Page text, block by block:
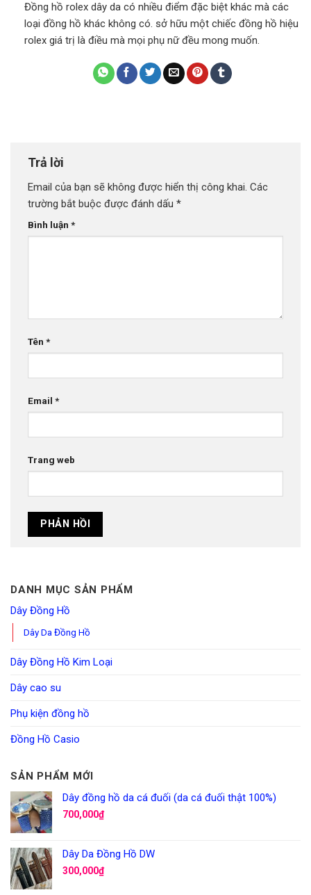
Đồng hồ rolex dây da có nhiều điểm đặc biệt khác mà các
loại đồng hồ khác không có. sở hữu một chiếc đồng hồ hiệu
rolex giá trị là điều mà mọi phụ nữ đều mong muốn.
Trả lời
Email của bạn sẽ không được hiển thị công khai. Các
trường bắt buộc được đánh dấu *
Bình luận *
Tên *
Email *
Trang web
DANH MỤC SẢN PHẨM
Dây Đồng Hồ
Dây Da Đồng Hồ
Dây Đồng Hồ Kim Loại
Dây cao su
Phụ kiện đồng hồ
Đồng Hồ Casio
SẢN PHẨM MỚI
Dây đồng hồ da cá đuối (da cá đuối thật 100%)
700,000₫
Dây Da Đồng Hồ DW
300,000₫